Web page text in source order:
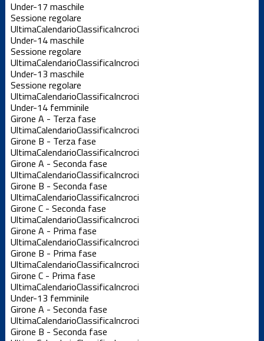
Under-17 maschile
Sessione regolare
UltimaCalendarioClassificaIncroci
Under-14 maschile
Sessione regolare
UltimaCalendarioClassificaIncroci
Under-13 maschile
Sessione regolare
UltimaCalendarioClassificaIncroci
Under-14 femminile
Girone A - Terza fase
UltimaCalendarioClassificaIncroci
Girone B - Terza fase
UltimaCalendarioClassificaIncroci
Girone A - Seconda fase
UltimaCalendarioClassificaIncroci
Girone B - Seconda fase
UltimaCalendarioClassificaIncroci
Girone C - Seconda fase
UltimaCalendarioClassificaIncroci
Girone A - Prima fase
UltimaCalendarioClassificaIncroci
Girone B - Prima fase
UltimaCalendarioClassificaIncroci
Girone C - Prima fase
UltimaCalendarioClassificaIncroci
Under-13 femminile
Girone A - Seconda fase
UltimaCalendarioClassificaIncroci
Girone B - Seconda fase